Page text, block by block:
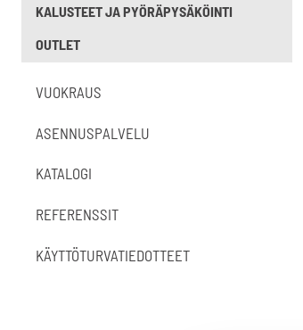
KALUSTEET JA PYÖRÄPYSÄKÖINTI
OUTLET
VUOKRAUS
ASENNUSPALVELU
KATALOGI
REFERENSSIT
KÄYTTÖTURVATIEDOTTEET